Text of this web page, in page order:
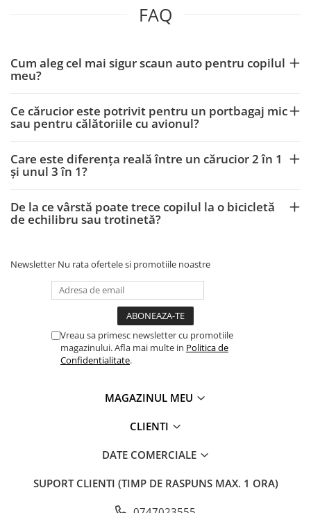
FAQ
Cum aleg cel mai sigur scaun auto pentru copilul
meu?
Ce cărucior este potrivit pentru un portbagaj mic
sau pentru călătoriile cu avionul?
Care este diferența reală între un cărucior 2 în 1
și unul 3 în 1?
De la ce vârstă poate trece copilul la o bicicletă
de echilibru sau trotinetă?
Newsletter Nu rata ofertele si promotiile noastre
Vreau sa primesc newsletter cu promotiile
magazinului. Afla mai multe in Politica de
Confidentialitate.
MAGAZINUL MEU
CLIENTI
DATE COMERCIALE
SUPORT CLIENTI (TIMP DE RASPUNS MAX. 1 ORA)